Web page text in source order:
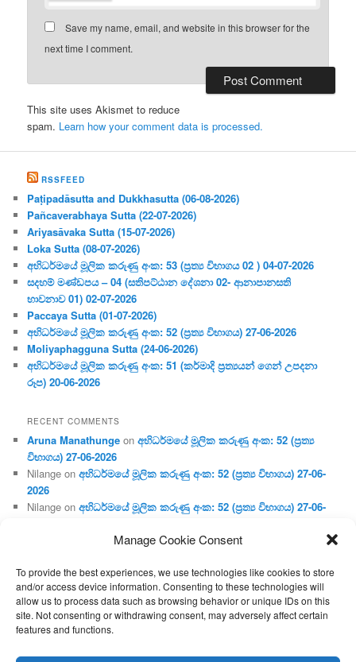
Manage Cookie Consent
To provide the best experiences, we use technologies like cookies to store
and/or access device information. Consenting to these technologies will
allow us to process data such as browsing behavior or unique IDs on this
site. Not consenting or withdrawing consent, may adversely affect certain
features and functions.
Save my name, email, and website in this browser for the
next time I comment.
This site uses Akismet to reduce
spam. Learn how your comment data is processed.
RSSFEED
Paṭipadāsutta and Dukkhasutta (06-08-2026)
Pañcaverabhaya Sutta (22-07-2026)
Ariyasāvaka Sutta (15-07-2026)
Loka Sutta (08-07-2026)
අභිධර්මයේ මූලික කරුණු අංක: 53 (ප්‍ර‍ත්‍ය විභාගය 02 ) 04-07-2026
සදහම් මණ්ඩපය – 04 (සතිපට්ඨාන දේශනා 02- ආනාපානසති
භාවනාව 01) 02-07-2026
Paccaya Sutta (01-07-2026)
අභිධර්මයේ මූලික කරුණු අංක: 52 (ප්‍ර‍ත්‍ය විභාගය) 27-06-2026
Moliyaphagguna Sutta (24-06-2026)
අභිධර්මයේ මූලික කරුණු අංක: 51 (කර්මාදි ප්‍ර‍ත්‍යයන් ගෙන් උපදනා
රූප) 20-06-2026
RECENT COMMENTS
Aruna Manathunge onඅභිධර්මයේ මූලික කරුණු අංක: 52 (ප්‍ර‍ත්‍ය
විභාගය) 27-06-2026
Nilange onඅභිධර්මයේ මූලික කරුණු අංක: 52 (ප්‍ර‍ත්‍ය විභාගය) 27-06-
2026
Nilange onඅභිධර්මයේ මූලික කරුණු අංක: 52 (ප්‍ර‍ත්‍ය විභාගය) 27-06-
Aruna Manathungeonඅභිධර්මයේ මූලික කරුණු අංක: 46 (හෘදය,
Gunaratneonඅභිධර්මයේ මූලික කරුණු අංක: 46 (හෘදය, ජීවිත,
ආහාර රූප) 02-05-2026